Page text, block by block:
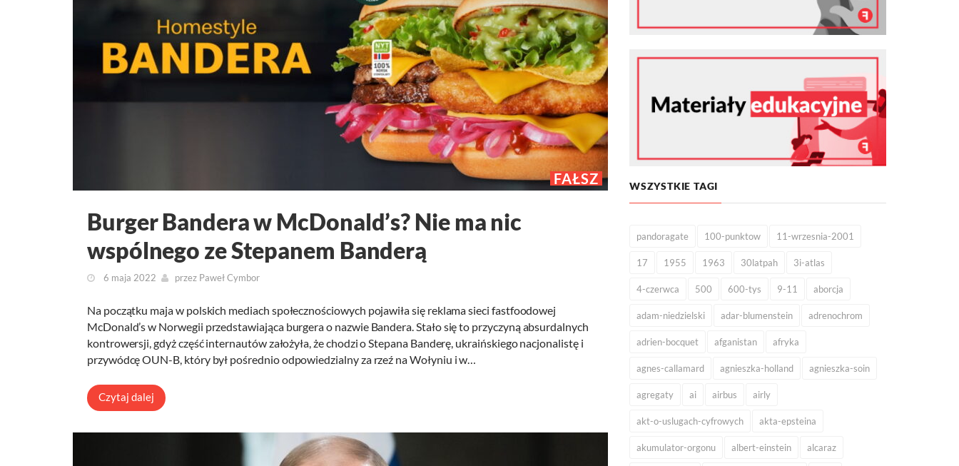
FAŁSZ
Burger Bandera w McDonald’s? Nie ma nic
wspólnego ze Stepanem Banderą
6 maja 2022 przez Paweł Cymbor
Na początku maja w polskich mediach społecznościowych pojawiła się reklama sieci fastfoodowej
McDonald’s w Norwegii przedstawiająca burgera o nazwie Bandera. Stało się to przyczyną absurdalnych
kontrowersji, gdyż część internautów założyła, że chodzi o Stepana Banderę, ukraińskiego nacjonalistę i
przywódcę OUN-B, który był pośrednio odpowiedzialny za rzeź na Wołyniu i w…
Czytaj dalej
WSZYSTKIE TAGI
pandoragate 100-punktow 11-wrzesnia-2001
17 1955 1963 30latpah 3i-atlas
4-czerwca 500 600-tys 9-11 aborcja
adam-niedzielski adar-blumenstein adrenochrom
adrien-bocquet afganistan afryka
agnes-callamard agnieszka-holland agnieszka-soin
agregaty ai airbus airly
akt-o-uslugach-cyfrowych akta-epsteina
akumulator-orgonu albert-einstein alcaraz